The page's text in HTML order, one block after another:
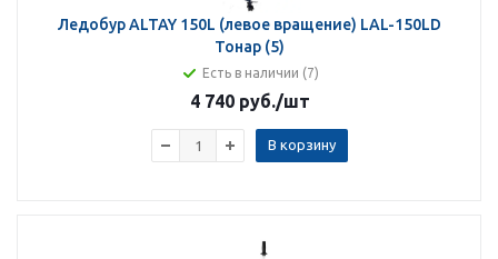
Ледобур ALTAY 150L (левое вращение) LAL-150LD
Тонар (5)
Есть в наличии (7)
4 740 руб./шт
В корзину